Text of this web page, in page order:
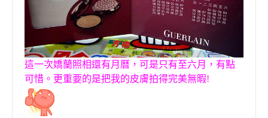
這一次嬌蘭照相還有月曆，可是只有至六月，有點
可惜。更重要的是把我的皮膚拍得完美無暇!